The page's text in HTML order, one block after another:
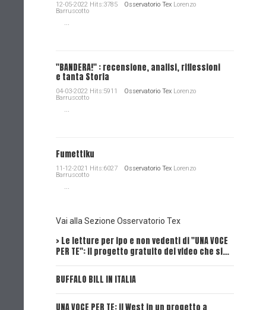
12-05-2022 Hits:3785 Osservatorio Tex Lorenzo
Barruscotto
...
"BANDERA!" : recensione, analisi, riflessioni
e tanta Storia
04-03-2022 Hits:5911 Osservatorio Tex Lorenzo
Barruscotto
...
Fumettiku
11-12-2021 Hits:6027 Osservatorio Tex Lorenzo
Barruscotto
...
Vai alla Sezione Osservatorio Tex
> Le letture per ipo e non vedenti di "UNA VOCE
PER TE": il progetto gratuito dei video che si…
BUFFALO BILL IN ITALIA
UNA VOCE PER TE: il West in un progetto a